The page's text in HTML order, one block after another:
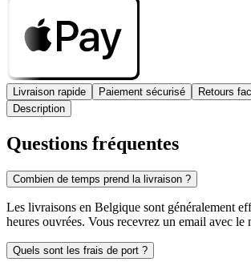
Livraison rapide Paiement sécurisé
Retours
Description
Questions fréquentes
Combien de temps prend la livraison ?
Les livraisons en Belgique sont généralement
heures ouvrées. Vous recevrez un email avec le
Quels sont les frais de port ?